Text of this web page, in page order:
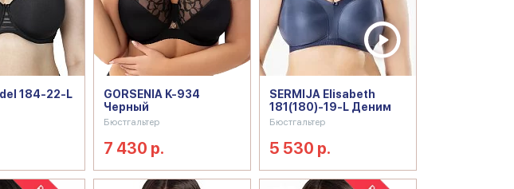
184-22-L
GORSENIA K-934
Черный
Бюстгальтер
7 430 р.
SERMIJA Elisabeth
181(180)-19-L Деним
Бюстгальтер
5 530 р.